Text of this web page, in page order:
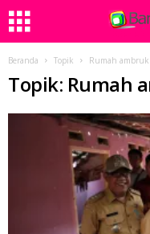
Beranda Topik Rumah
Topik: Rumah